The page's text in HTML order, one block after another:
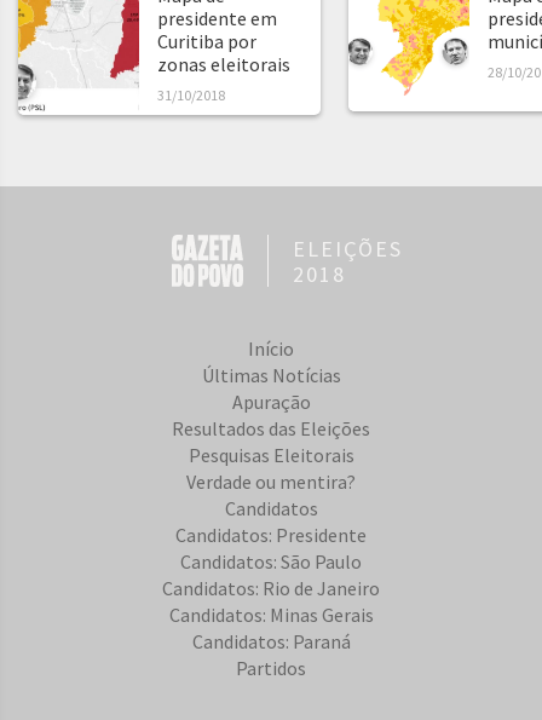
presidente em
Curitiba por
zonas eleitorais
31/10/2018
28/10/
ELEIÇÕES
2018
Início
Últimas Notícias
Apuração
Resultados das Eleições
Pesquisas Eleitorais
Verdade ou mentira?
Candidatos
Candidatos: Presidente
Candidatos: São Paulo
Candidatos: Rio de Janeiro
Candidatos: Minas Gerais
Candidatos: Paraná
Partidos